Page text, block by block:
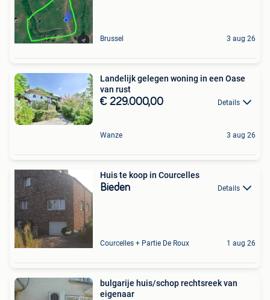
Brussel 3 aug 26
Landelijk gelegen woning in een Oase
van rust
€ 229.000,00 Details
Wanze 3 aug 26
Huis te koop in Courcelles
Bieden Details
Courcelles + Partie De Roux 1 aug 26
bulgarije huis/schop rechtsreek van
eigenaar